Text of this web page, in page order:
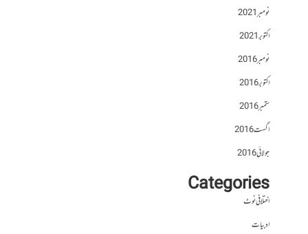
نومبر 2021
اکتوبر 2021
نومبر 2016
اکتوبر 2016
ستمبر 2016
اگست 2016
جولائی 2016
Categories
اختلافی نوٹ
ادبیات